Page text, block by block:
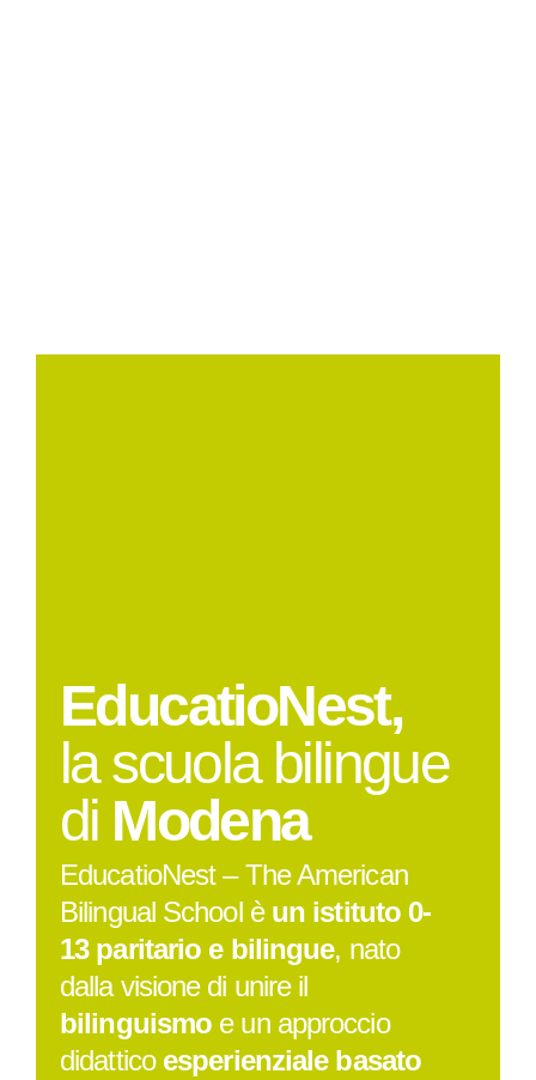
EducatioNest,
la scuola bilingue
di Modena
EducatioNest – The American
Bilingual School è un istituto 0-
13 paritario e bilingue, nato
dalla visione di unire il
bilinguismo e un approccio
didattico esperienziale basato